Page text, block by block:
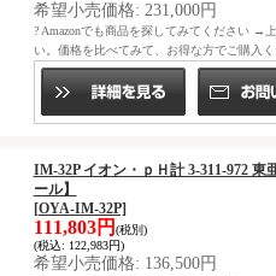
希望小売価格: 231,000円
? Amazonでも商品を探してみてください →
い。価格を比べてみて、お得な方でご購入
IM-32P イオン・ｐＨ計 3-311-972
ール】
[OYA-IM-32P]
111,803円 (税別)
(税込: 122,983円)
希望小売価格: 136,500円